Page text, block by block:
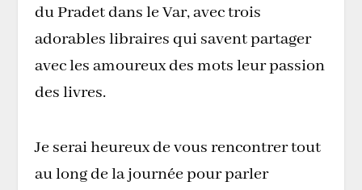
du Pradet dans le Var, avec trois
adorables libraires qui savent partager
avec les amoureux des mots leur passion
des livres.
Je serai heureux de vous rencontrer tout
au long de la journée pour parler